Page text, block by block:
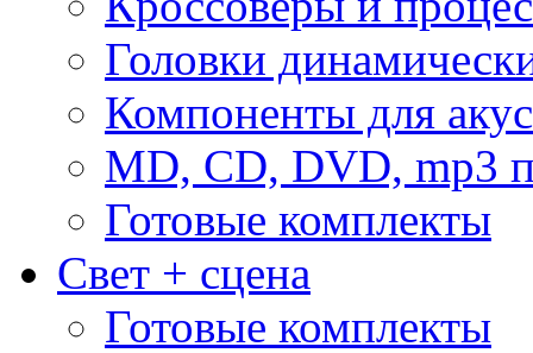
Головки
Компоненты для
MD, CD, DVD, mp3
Готовые комплекты
Свет + сцена
Готовые комплекты